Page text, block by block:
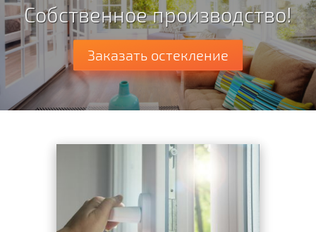
Собственное производство!
Заказать остекление